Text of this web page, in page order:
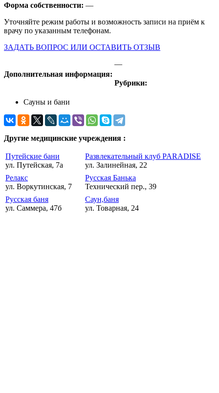
Форма собственности: —
Уточняйте режим работы и возможность записи на приём к
врачу по указанным телефонам.
ЗАДАТЬ ВОПРОС ИЛИ ОСТАВИТЬ ОТЗЫВ
Дополнительная информация:
—
Рубрики:
Сауны и бани
Другие медицинские учреждения :
Путейские бани
ул. Путейская, 7а
Развлекательный клуб PARADISE
ул. Залинейная, 22
Релакс
ул. Воркутинская, 7
Русская Банька
Технический пер., 39
Русская баня
ул. Саммера, 47б
Саун,баня
ул. Товарная, 24